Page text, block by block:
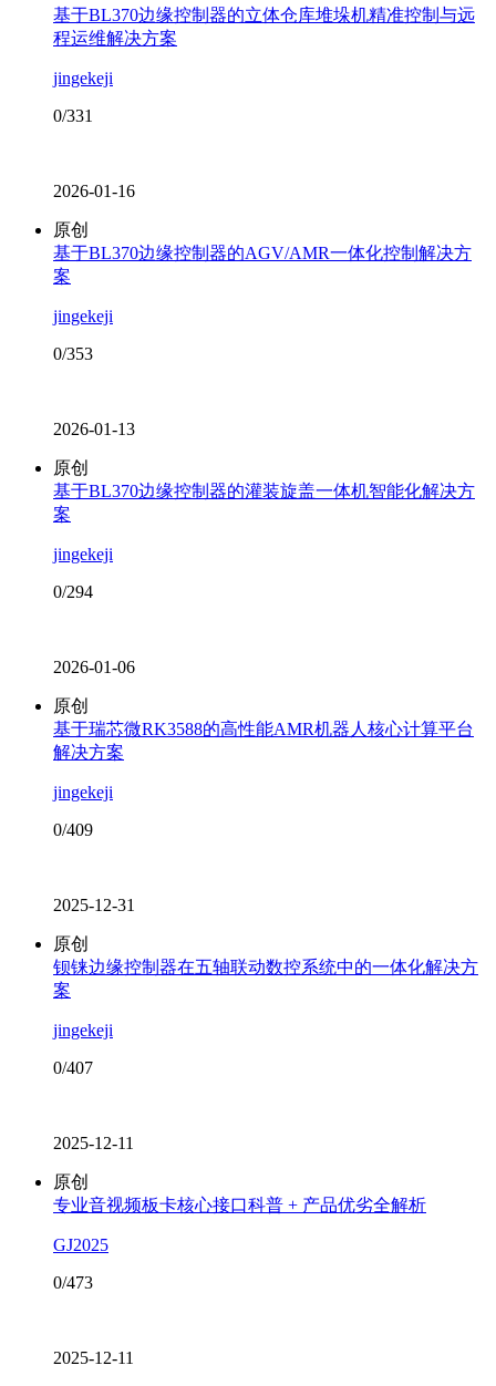
基于BL370边缘控制器的立体仓库堆垛机精准控制与远
程运维解决方案
jingekeji
0/331
2026-01-16
原创
基于BL370边缘控制器的AGV/AMR一体化控制解决方
案
jingekeji
0/353
2026-01-13
原创
基于BL370边缘控制器的灌装旋盖一体机智能化解决方
案
jingekeji
0/294
2026-01-06
原创
基于瑞芯微RK3588的高性能AMR机器人核心计算平台
解决方案
jingekeji
0/409
2025-12-31
原创
钡铼边缘控制器在五轴联动数控系统中的一体化解决方
案
jingekeji
0/407
2025-12-11
原创
专业音视频板卡核心接口科普 + 产品优劣全解析
GJ2025
0/473
2025-12-11